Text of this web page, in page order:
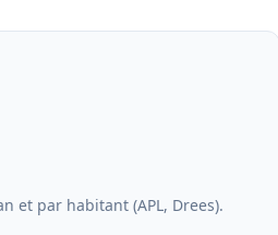
et par habitant (APL, Drees).